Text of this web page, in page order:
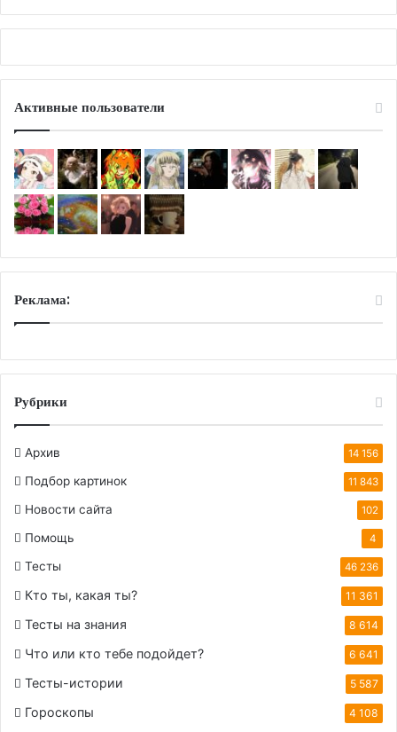
Активные пользователи
Реклама:
Рубрики
Архив 14 156
Подбор картинок 11 843
Новости сайта 102
Помощь 4
Тесты 46 236
Кто ты, какая ты? 11 361
Тесты на знания 8 614
Что или кто тебе подойдет? 6 641
Тесты-истории 5 587
Гороскопы 4 108